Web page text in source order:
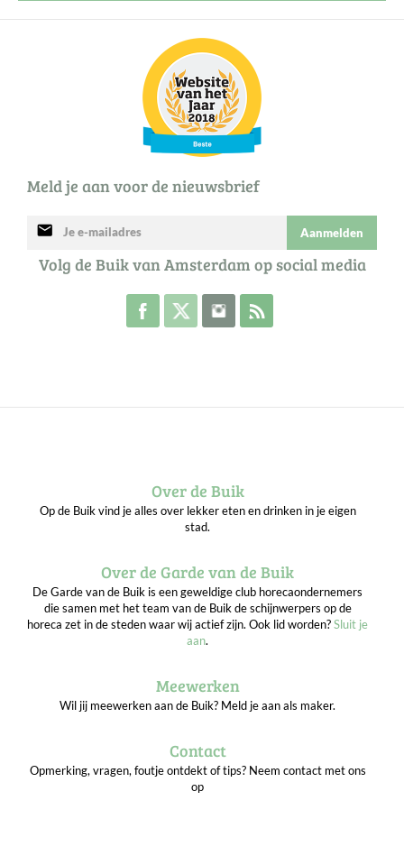
Meld je aan voor de nieuwsbrief
mail Aanmelden
Volg de Buik van Amsterdam op social media
Volg de Buik op Facebook
Volg de Buik op Twitter
Volg de Buik op Instagram
Over de Buik
Op de Buik vind je alles over lekker eten en drinken in je eigen
stad.
Over de Garde van de Buik
De Garde van de Buik is een geweldige club horecaondernemers
die samen met het team van de Buik de schijnwerpers op de
horeca zet in de steden waar wij actief zijn. Ook lid worden?Sluit je
aan.
Meewerken
Wil jij meewerken aan de Buik? Meld je aan als maker.
Contact
Opmerking, vragen, foutje ontdekt of tips? Neem contact met ons
op